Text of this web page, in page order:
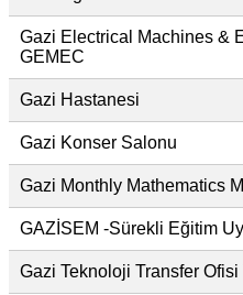
Gazi Electrical Machines &
GEMEC
Gazi Hastanesi
Gazi Konser Salonu
Gazi Monthly Mathematics
GAZİSEM -Sürekli Eğitim
Gazi Teknoloji Transfer Ofisi